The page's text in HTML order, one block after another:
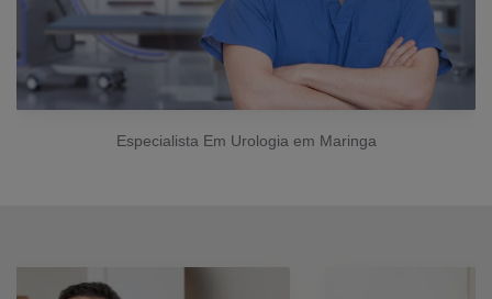
Especialista Em Urologia em Maringa